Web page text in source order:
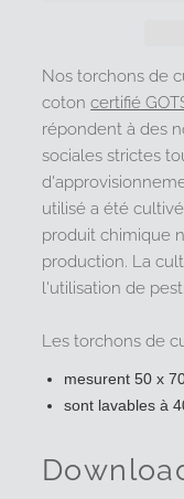
Nos torchons de
cotoncertifié
répondent à des
sociales strictes
utilisé a été
produit chimique
production. La
l'utilisation de
Les torchons de
mesurent 50 x
sont lavables à